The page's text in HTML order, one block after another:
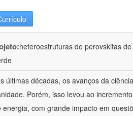
heteroestruturas de perovskitas
últimas décadas, os avanços da
Porém, isso levou ao
energia, com grande impacto em